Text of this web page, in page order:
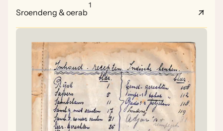
Sroendeng & oerab
1